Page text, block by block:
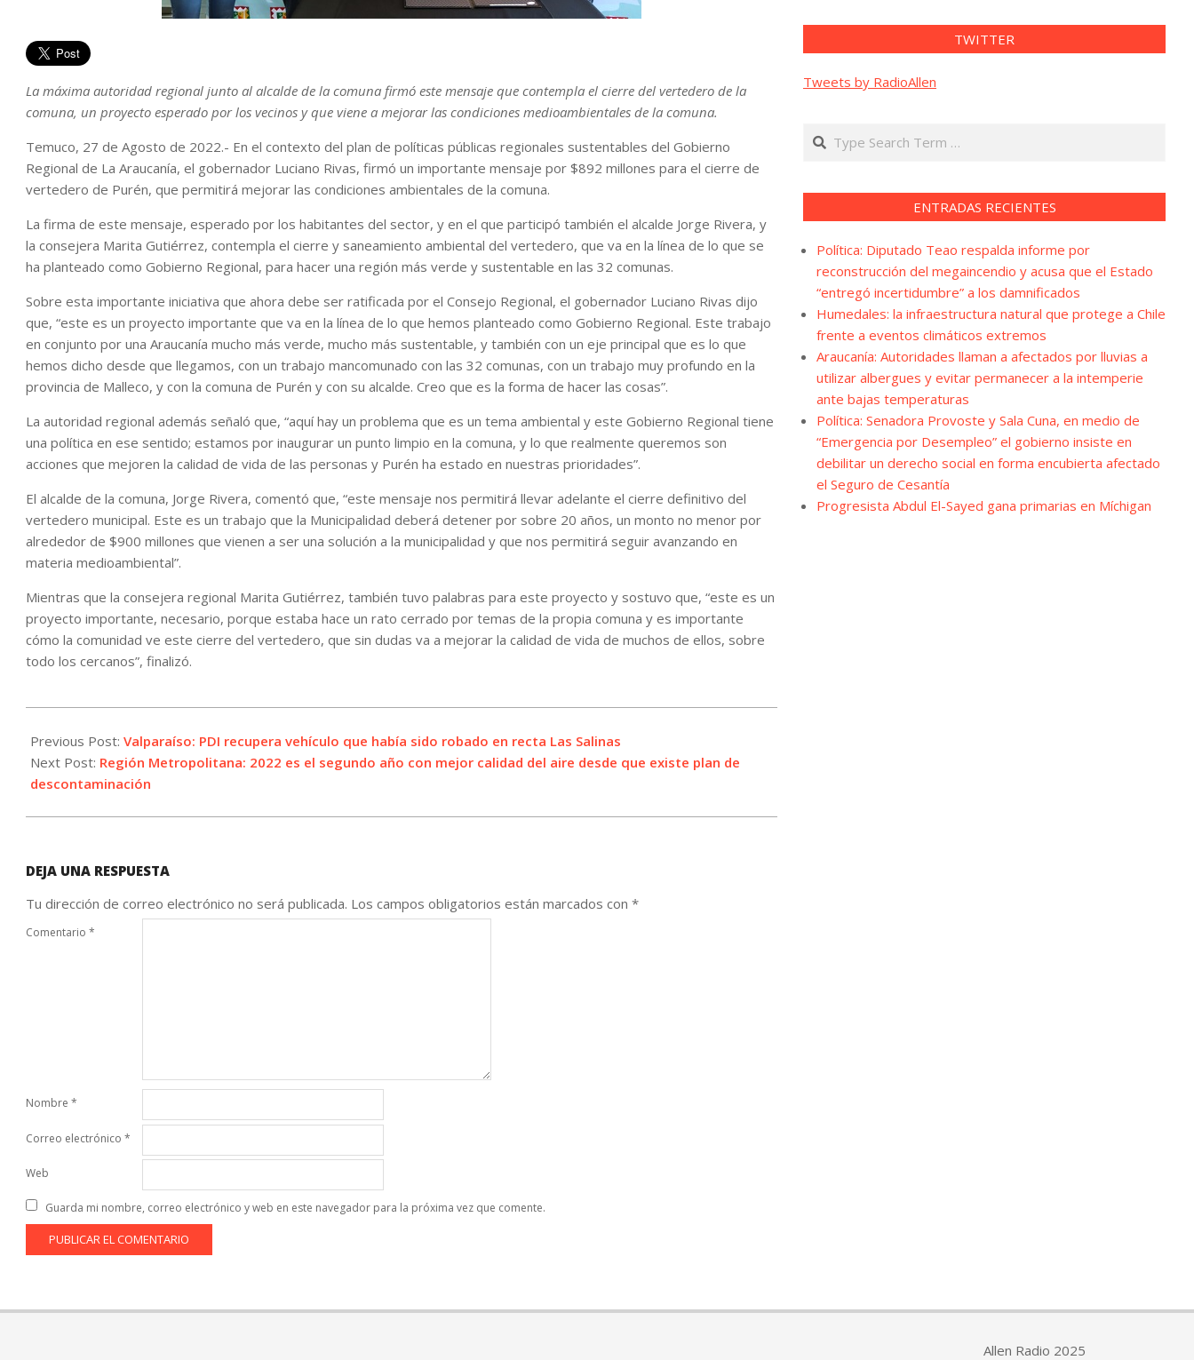
La máxima autoridad regional junto al alcalde de la comuna firmó este mensaje que contempla el cierre del vertedero de la
comuna, un proyecto esperado por los vecinos y que viene a mejorar las condiciones medioambientales de la comuna.
Temuco, 27 de Agosto de 2022.- En el contexto del plan de políticas públicas regionales sustentables del Gobierno
Regional de La Araucanía, el gobernador Luciano Rivas, firmó un importante mensaje por $892 millones para el cierre de
vertedero de Purén, que permitirá mejorar las condiciones ambientales de la comuna.
La firma de este mensaje, esperado por los habitantes del sector, y en el que participó también el alcalde Jorge Rivera, y
la consejera Marita Gutiérrez, contempla el cierre y saneamiento ambiental del vertedero, que va en la línea de lo que se
ha planteado como Gobierno Regional, para hacer una región más verde y sustentable en las 32 comunas.
Sobre esta importante iniciativa que ahora debe ser ratificada por el Consejo Regional, el gobernador Luciano Rivas dijo
que, “este es un proyecto importante que va en la línea de lo que hemos planteado como Gobierno Regional. Este trabajo
en conjunto por una Araucanía mucho más verde, mucho más sustentable, y también con un eje principal que es lo que
hemos dicho desde que llegamos, con un trabajo mancomunado con las 32 comunas, con un trabajo muy profundo en la
provincia de Malleco, y con la comuna de Purén y con su alcalde. Creo que es la forma de hacer las cosas”.
La autoridad regional además señaló que, “aquí hay un problema que es un tema ambiental y este Gobierno Regional tiene
una política en ese sentido; estamos por inaugurar un punto limpio en la comuna, y lo que realmente queremos son
acciones que mejoren la calidad de vida de las personas y Purén ha estado en nuestras prioridades”.
El alcalde de la comuna, Jorge Rivera, comentó que, “este mensaje nos permitirá llevar adelante el cierre definitivo del
vertedero municipal. Este es un trabajo que la Municipalidad deberá detener por sobre 20 años, un monto no menor por
alrededor de $900 millones que vienen a ser una solución a la municipalidad y que nos permitirá seguir avanzando en
materia medioambiental”.
Mientras que la consejera regional Marita Gutiérrez, también tuvo palabras para este proyecto y sostuvo que, “este es un
proyecto importante, necesario, porque estaba hace un rato cerrado por temas de la propia comuna y es importante
cómo la comunidad ve este cierre del vertedero, que sin dudas va a mejorar la calidad de vida de muchos de ellos, sobre
todo los cercanos”, finalizó.
08-
27
Previous Post: Valparaíso: PDI recupera vehículo que había sido robado en recta Las Salinas
Next Post: Región Metropolitana: 2022 es el segundo año con mejor calidad del aire desde que existe plan de
descontaminación
DEJA UNA RESPUESTA
Tu dirección de correo electrónico no será publicada. Los campos obligatorios están marcados con *
Comentario *
Nombre *
Correo electrónico *
Web
Guarda mi nombre, correo electrónico y web en este navegador para la próxima vez que comente.
TWITTER
Tweets by RadioAllen
Search
ENTRADAS RECIENTES
Política: Diputado Teao respalda informe por
reconstrucción del megaincendio y acusa que el Estado
“entregó incertidumbre” a los damnificados
Humedales: la infraestructura natural que protege a Chile
frente a eventos climáticos extremos
Araucanía: Autoridades llaman a afectados por lluvias a
utilizar albergues y evitar permanecer a la intemperie
ante bajas temperaturas
Política: Senadora Provoste y Sala Cuna, en medio de
“Emergencia por Desempleo” el gobierno insiste en
debilitar un derecho social en forma encubierta afectado
el Seguro de Cesantía
Progresista Abdul El-Sayed gana primarias en Míchigan
Allen Radio 2025